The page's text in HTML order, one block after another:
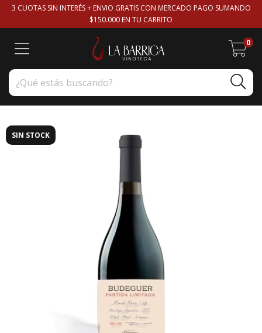
3 CUOTAS SIN INTERÉS + ENVIO GRATIS CON MERCADO PAGO SUMANDO
$150.000 EN TU CARRITO
0
SIN STOCK